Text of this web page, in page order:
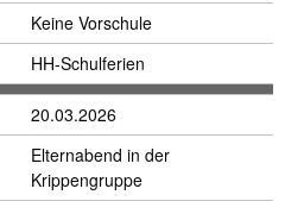
Keine Vorschule
HH-Schulferien
20.03.2026
Elternabend in der
Krippengruppe